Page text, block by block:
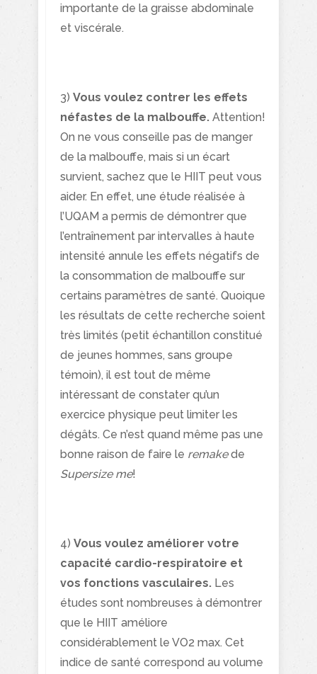
importante de la graisse abdominale
et viscérale.
3) Vous voulez contrer les effets
néfastes de la malbouffe. Attention!
On ne vous conseille pas de manger
de la malbouffe, mais si un écart
survient, sachez que le HIIT peut vous
aider. En effet, une étude réalisée à
l’UQAM a permis de démontrer que
l’entraînement par intervalles à haute
intensité annule les effets négatifs de
la consommation de malbouffe sur
certains paramètres de santé. Quoique
les résultats de cette recherche soient
très limités (petit échantillon constitué
de jeunes hommes, sans groupe
témoin), il est tout de même
intéressant de constater qu’un
exercice physique peut limiter les
dégâts. Ce n’est quand même pas une
bonne raison de faire le remakede
Supersize me!
4) Vous voulez améliorer votre
capacité cardio-respiratoire et
vos fonctions vasculaires. Les
études sont nombreuses à démontrer
que le HIIT améliore
considérablement le VO2 max. Cet
indice de santé correspond au volume